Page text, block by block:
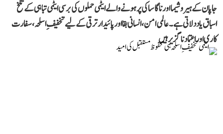
جاپان کے ہیروشیما اور ناگاساکی پر ہونے والے ایٹمی حملوں کی برسی ایٹمی تباہی کے تلخ
اسباق یاد دلاتی ہے۔ عالمی امن، انسانی بقا اور پائیدار ترقی کے لیے تخفیفِ اسلحہ، سفارت
کاری اور اعتماد ناگزیر ہیں